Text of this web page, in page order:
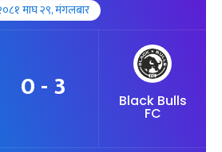
माघ २९, मंगलबार
0 - 3 Black Bulls
FC